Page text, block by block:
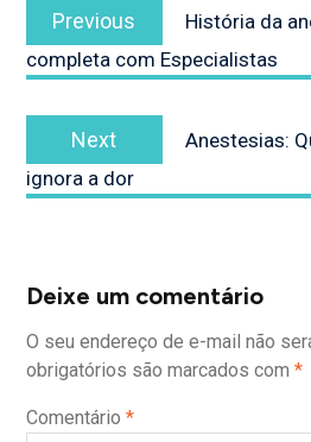
de
Post
Previous
post:
História da
completa com Especialistas
Next
post:
Anestesias:
ignora a dor
Deixe um comentário
O seu endereço de e-mail não
obrigatórios são marcados com *
Comentário *